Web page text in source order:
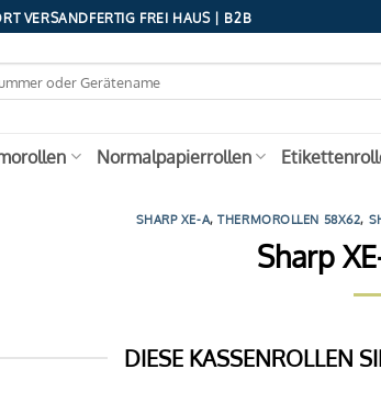
VERSANDFERTIG FREI HAUS | B2B
Normalpapierrollen
SHARP XE-A,THERMOROLLEN 58X62,
Sharp
DIESE KASSENROLLEN